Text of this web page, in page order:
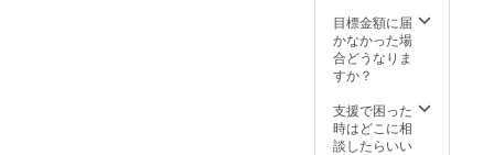
予定オ
ンライ
ン交流
望者の
み）
グご招
待
（ご希
望者の
種：30
粒程度
一緒に
奥久慈
のウル
シの種
せて最
後は土
に帰り
経年変
化も自
然の摂
色ぽく
なりま
す。枯
なんで
すが、
少し
レー
ザー加
工機で
樹皮
部は万
お修理
を承り
ます。
文字
字
漢数字
は大字
目標金額に届
かなかった場
合どうなりま
すか？
支援で困った
時はどこに相
談したらいい